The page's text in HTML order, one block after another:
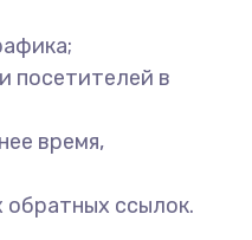
посетителей в
время,
обратных ссылок.